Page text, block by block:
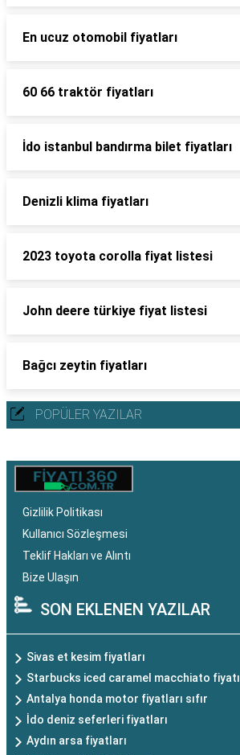
En ucuz otomobil fiyatları
60 66 traktör fiyatları
İdo istanbul bandırma bilet fiyatları
Denizli klima fiyatları
2023 toyota corolla fiyat listesi
John deere türkiye fiyat listesi
Bağcı zeytin fiyatları
POPÜLER YAZILAR
Gizlilik Politikası
Kullanıcı Sözleşmesi
Teklif Hakları ve Alıntı
Bize Ulaşın
SON EKLENEN YAZILAR
Sivas et kesim fiyatları
Starbucks iced caramel macchiato fiyatı
Antalya honda motor fiyatları sıfır
İdo deniz seferleri fiyatları
Aydın arsa fiyatları